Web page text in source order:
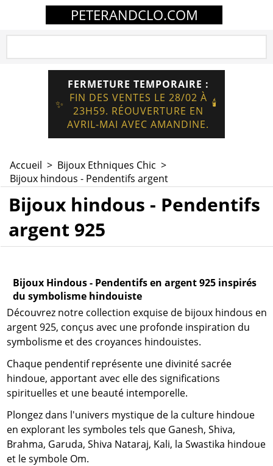
PETERANDCLO.COM
✨
FERMETURE TEMPORAIRE :
FIN DES VENTES LE 28/02 À
23H59. RÉOUVERTURE EN
AVRIL-MAI AVEC AMANDINE.
🕯️
Accueil > Bijoux Ethniques Chic >
Bijoux hindous - Pendentifs argent
Bijoux hindous - Pendentifs
argent 925
Bijoux Hindous - Pendentifs en argent 925 inspirés
du symbolisme hindouiste
Découvrez notre collection exquise de bijoux hindous en
argent 925, conçus avec une profonde inspiration du
symbolisme et des croyances hindouistes.
Chaque pendentif représente une divinité sacrée
hindoue, apportant avec elle des significations
spirituelles et une beauté intemporelle.
Plongez dans l'univers mystique de la culture hindoue
en explorant les symboles tels que Ganesh, Shiva,
Brahma, Garuda, Shiva Nataraj, Kali, la Swastika hindoue
et le symbole Om.